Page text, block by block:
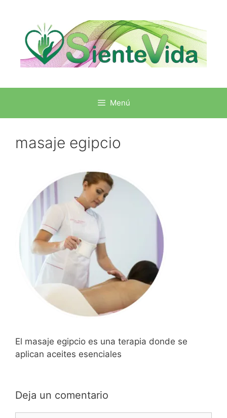
Menú
masaje egipcio
El masaje egipcio es una terapia donde se
aplican aceites esenciales
Deja un comentario